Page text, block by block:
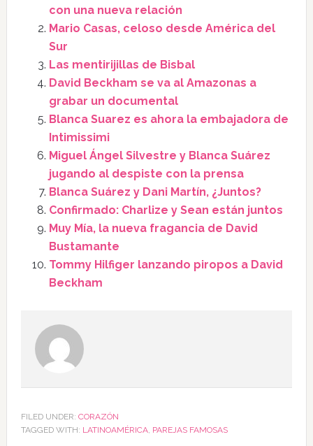
con una nueva relación
Mario Casas, celoso desde América del
Sur
Las mentirijillas de Bisbal
David Beckham se va al Amazonas a
grabar un documental
Blanca Suarez es ahora la embajadora de
Intimissimi
Miguel Ángel Silvestre y Blanca Suárez
jugando al despiste con la prensa
Blanca Suárez y Dani Martín, ¿Juntos?
Confirmado: Charlize y Sean están juntos
Muy Mía, la nueva fragancia de David
Bustamante
Tommy Hilfiger lanzando piropos a David
Beckham
FILED UNDER: CORAZÓN
TAGGED WITH: LATINOAMÉRICA, PAREJAS FAMOSAS